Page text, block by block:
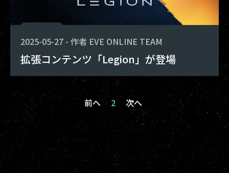
2025-05-27 - 作者 EVE ONLINE TEAM
拡張コンテンツ「Legion」が登場
前へ 2 次へ